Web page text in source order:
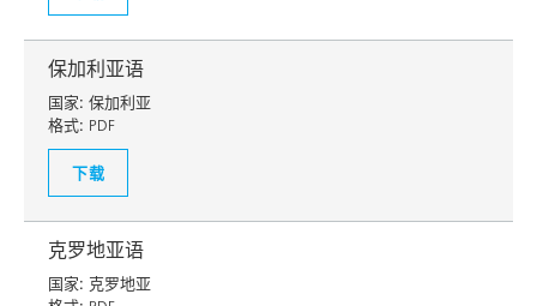
保加利亚语
国家: 保加利亚
格式: PDF
下载
克罗地亚语
国家: 克罗地亚